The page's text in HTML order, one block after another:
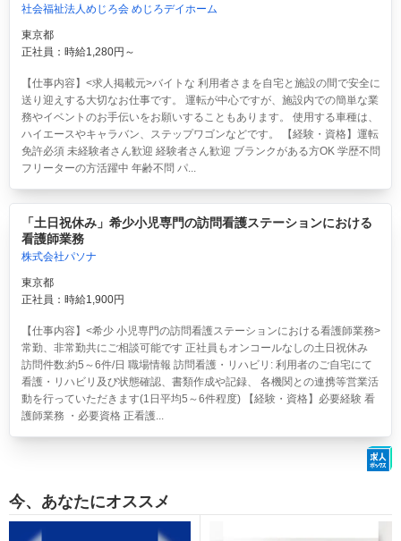
社会福祉法人めじろ会 めじろデイホーム
東京都
正社員：時給1,280円～
【仕事内容】<求人掲載元>バイトな 利用者さまを自宅と施設の間で安全に
送り迎えする大切なお仕事です。 運転が中心ですが、施設内での簡単な業
務やイベントのお手伝いをお願いすることもあります。 使用する車種は、
ハイエースやキャラバン、ステップワゴンなどです。 【経験・資格】運転
免許必須 未経験者さん歓迎 経験者さん歓迎 ブランクがある方OK 学歴不問
フリーターの方活躍中 年齢不問 パ...
「土日祝休み」希少小児専門の訪問看護ステーションにおける
看護師業務
株式会社パソナ
東京都
正社員：時給1,900円
【仕事内容】<希少 小児専門の訪問看護ステーションにおける看護師業務>
常勤、非常勤共にご相談可能です 正社員もオンコールなしの土日祝休み
訪問件数:約5～6件/日 職場情報 訪問看護・リハビリ: 利用者のご自宅にて
看護・リハビリ及び状態確認、書類作成や記録、 各機関との連携等営業活
動を行っていただきます(1日平均5～6件程度) 【経験・資格】必要経験 看
護師業務 ・必要資格 正看護...
今、あなたにオススメ